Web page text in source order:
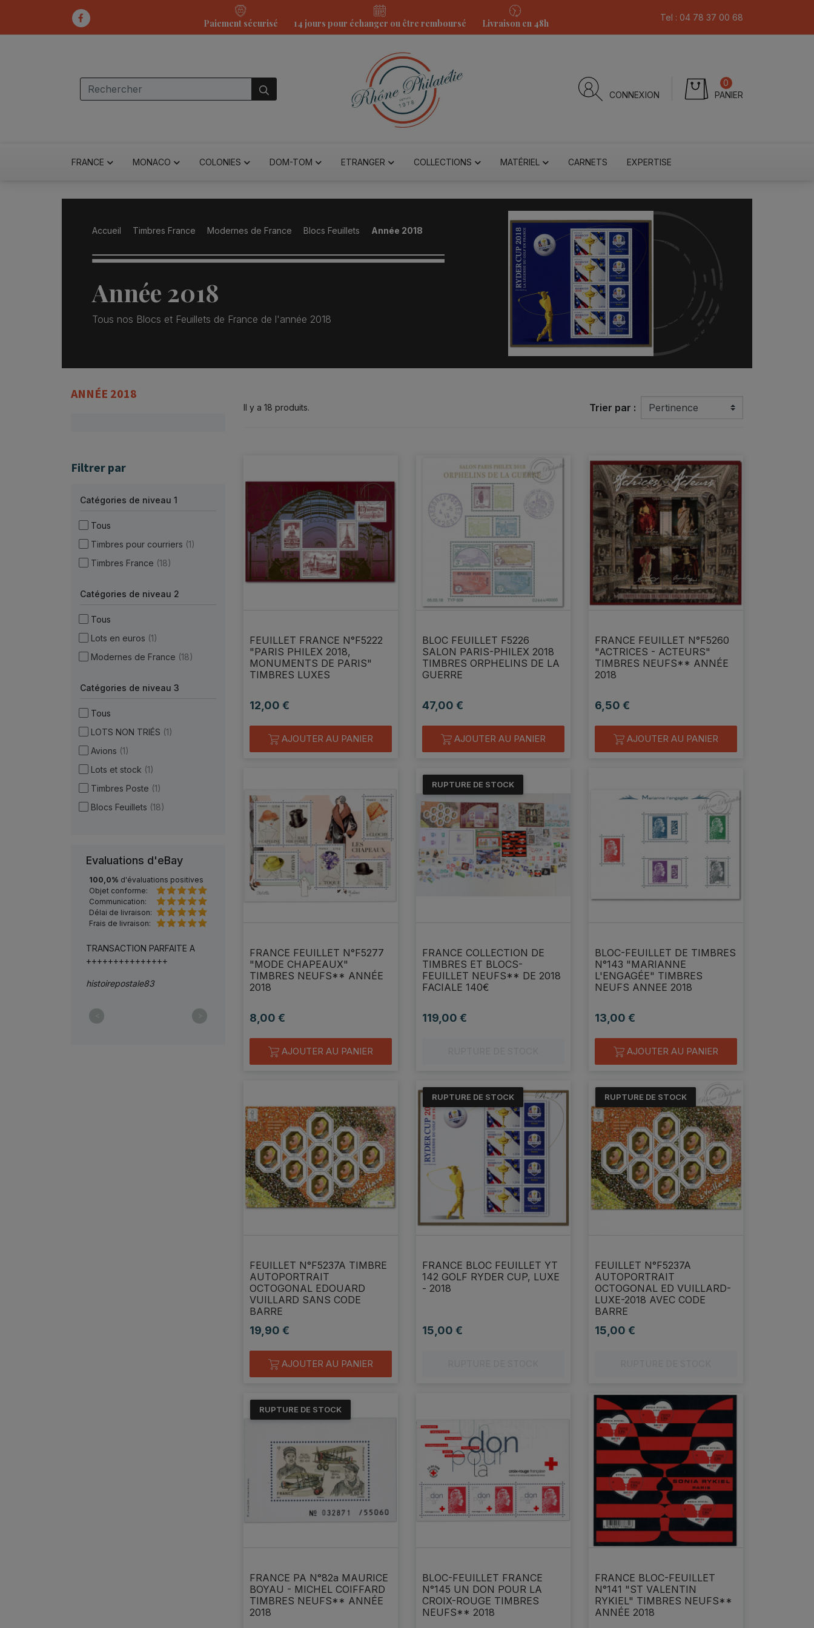
Paiement sécurisé 14 jours pour échanger ou être remboursé Livraison en 48h
Tel : 04 78 37 00 68
CONNEXION PANIER
0
FRANCE MONACO COLONIES DOM-TOM ETRANGER COLLECTIONS MATÉRIEL CARNETS EXPERTISE
Accueil Timbres France Modernes de France Blocs Feuillets Année 2018
Année 2018
Tous nos Blocs et Feuillets de France de l'année 2018
ANNÉE 2018
Filtrer par
Catégories de niveau 1
Tous
Timbres pour courriers (1)
Timbres France (18)
Catégories de niveau 2
Tous
Lots en euros (1)
Modernes de France (18)
Catégories de niveau 3
Tous
LOTS NON TRIÉS (1)
Avions (1)
Lots et stock (1)
Timbres Poste (1)
Blocs Feuillets (18)
Evaluations d'eBay
100,0% d'évaluations positives
Objet conforme:
Communication:
Délai de livraison:
Frais de livraison:
TRANSACTION PARFAITE A
+++++++++++++++
histoirepostale83
livraison très rapide lot
magnifique merci beaucoup
parfait
titi196803
TRANSACTION PARFAITE A
+++++++++++++++
histoirepostale83
Parfait, merci
fredtoul
Excellente transaction ,
< >
Il y a 18 produits. Trier par :
FEUILLET FRANCE N°F5222
"PARIS PHILEX 2018,
MONUMENTS DE PARIS"
TIMBRES LUXES
Prix
12,00 €
AJOUTER AU PANIER
BLOC FEUILLET F5226
SALON PARIS-PHILEX 2018
TIMBRES ORPHELINS DE LA
GUERRE
Prix
47,00 €
AJOUTER AU PANIER
FRANCE FEUILLET N°F5260
"ACTRICES - ACTEURS"
TIMBRES NEUFS** ANNÉE
2018
Prix
6,50 €
AJOUTER AU PANIER
FRANCE FEUILLET N°F5277
"MODE CHAPEAUX"
TIMBRES NEUFS** ANNÉE
2018
Prix
8,00 €
AJOUTER AU PANIER
FRANCE COLLECTION DE
TIMBRES ET BLOCS-
FEUILLET NEUFS** DE 2018
FACIALE 140€
Prix
119,00 €
RUPTURE DE STOCK
BLOC-FEUILLET DE TIMBRES
N°143 "MARIANNE
L'ENGAGÉE" TIMBRES
NEUFS ANNEE 2018
Prix
13,00 €
AJOUTER AU PANIER
FEUILLET N°F5237A TIMBRE
AUTOPORTRAIT
OCTOGONAL EDOUARD
VUILLARD SANS CODE
BARRE
Prix
19,90 €
AJOUTER AU PANIER
FRANCE BLOC FEUILLET YT
142 GOLF RYDER CUP, LUXE
- 2018
Prix
15,00 €
RUPTURE DE STOCK
FEUILLET N°F5237A
AUTOPORTRAIT
OCTOGONAL ED VUILLARD-
LUXE-2018 AVEC CODE
BARRE
Prix
15,00 €
RUPTURE DE STOCK
FRANCE PA N°82a MAURICE
BOYAU - MICHEL COIFFARD
TIMBRES NEUFS** ANNÉE
2018
RUPTURE DE STOCK
BLOC-FEUILLET FRANCE
N°145 UN DON POUR LA
CROIX-ROUGE TIMBRES
NEUFS** 2018
FRANCE BLOC-FEUILLET
N°141 "ST VALENTIN
RYKIEL" TIMBRES NEUFS**
ANNÉE 2018